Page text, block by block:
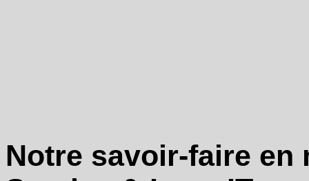
Notre savoir-faire en